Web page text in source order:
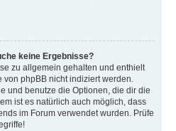
keine Ergebnisse?
zu allgemein gehalten und enthielt
von phpBB nicht indiziert werden.
und benutze die Optionen, die dir die
ist es natürlich auch möglich, dass
im Forum verwendet wurden. Prüfe